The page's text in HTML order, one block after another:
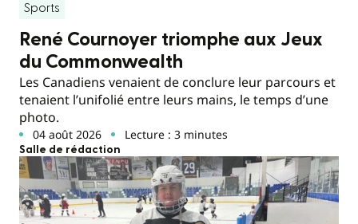
Sports
René Cournoyer triomphe aux Jeux
du Commonwealth
Les Canadiens venaient de conclure leur parcours et
tenaient l’unifolié entre leurs mains, le temps d’une
photo.
04 août 2026 Lecture : 3 minutes
Salle de rédaction